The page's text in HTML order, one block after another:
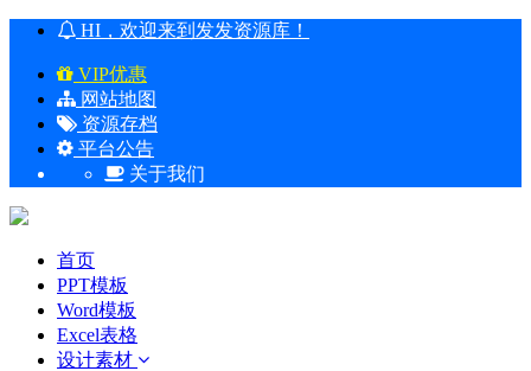
HI，欢迎来到发发资源库！
VIP优惠
网站地图
资源存档
平台公告
关于我们
首页
PPT模板
Word模板
Excel表格
设计素材